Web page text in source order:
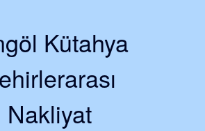
Kütahya
Nakliyat